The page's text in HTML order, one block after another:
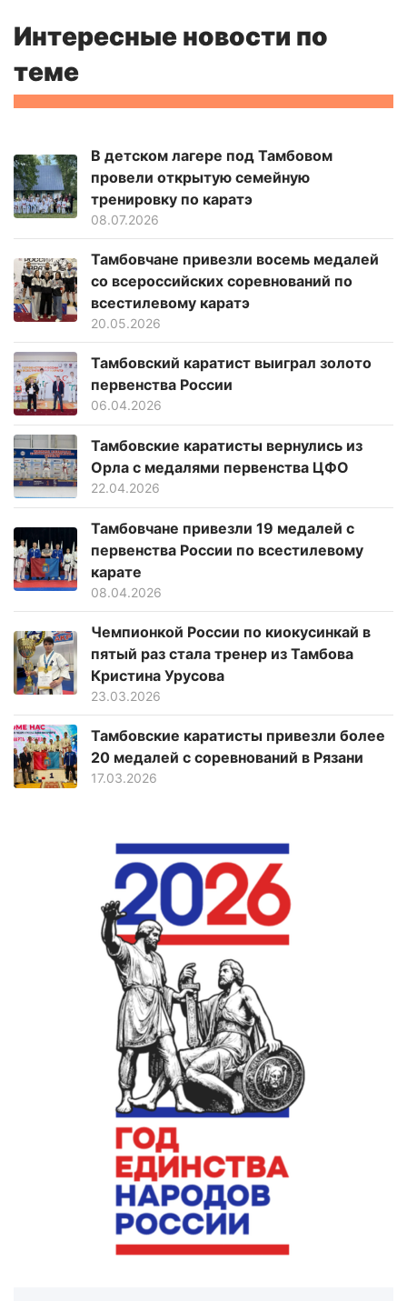
Интересные новости по
теме
В детском лагере под Тамбовом
провели открытую семейную
тренировку по каратэ
08.07.2026
Тамбовчане привезли восемь медалей
со всероссийских соревнований по
всестилевому каратэ
20.05.2026
Тамбовский каратист выиграл золото
первенства России
06.04.2026
Тамбовские каратисты вернулись из
Орла с медалями первенства ЦФО
22.04.2026
Тамбовчане привезли 19 медалей с
первенства России по всестилевому
карате
08.04.2026
Чемпионкой России по киокусинкай в
пятый раз стала тренер из Тамбова
Кристина Урусова
23.03.2026
Тамбовские каратисты привезли более
20 медалей с соревнований в Рязани
17.03.2026